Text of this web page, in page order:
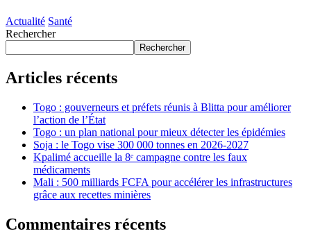
Actualité Santé
Rechercher
Rechercher
Articles récents
Togo : gouverneurs et préfets réunis à Blitta pour améliorer
l’action de l’État
Togo : un plan national pour mieux détecter les épidémies
Soja : le Togo vise 300 000 tonnes en 2026-2027
Kpalimé accueille la 8ᵉ campagne contre les faux
médicaments
Mali : 500 milliards FCFA pour accélérer les infrastructures
grâce aux recettes minières
Commentaires récents